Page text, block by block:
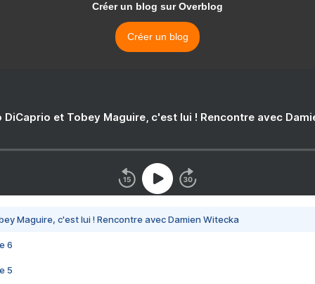
Créer un blog sur Overblog
Créer un blog
DiCaprio et Tobey Maguire, c'est lui ! Rencontre avec
Maguire, c'est lui ! Rencontre avec Damien Witecka
6
5